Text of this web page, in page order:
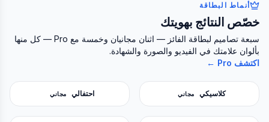
أنماط البطاقة
خصّص النتائج بهويتك
سبعة تصاميم لبطاقة الفائز — اثنان مجانيان وخمسة مع Pro — كل منها
بألوان علامتك في الفيديو والصورة والشهادة.
اكتشف Pro ←
كلاسيكي مجاني احتفالي مجاني